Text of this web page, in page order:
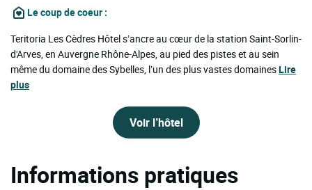
Le coup de coeur :
Teritoria Les Cèdres Hôtel s’ancre au cœur de la station Saint-Sorlin-
d'Arves, en Auvergne Rhône-Alpes, au pied des pistes et au sein
même du domaine des Sybelles, l’un des plus vastes domainesLire
plus
Voir l’hôtel
Informations pratiques